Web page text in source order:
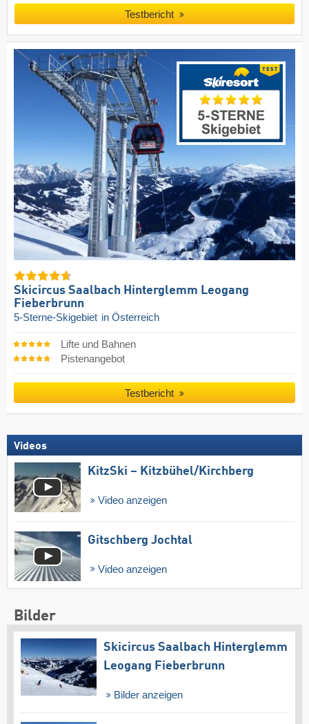
Testbericht
Skicircus Saalbach Hinterglemm Leogang
Fieberbrunn
5-Sterne-Skigebiet in Österreich
Lifte und Bahnen
Pistenangebot
Testbericht
Videos
KitzSki – Kitzbühel/​Kirchberg
Video anzeigen
Gitschberg Jochtal
Video anzeigen
Bilder
Skicircus Saalbach Hinterglemm
Leogang Fieberbrunn
Bilder anzeigen